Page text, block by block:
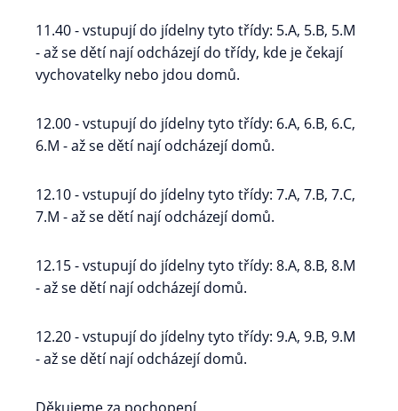
11.40 - vstupují do jídelny tyto třídy: 5.A, 5.B, 5.M
- až se dětí nají odcházejí do třídy, kde je čekají
vychovatelky nebo jdou domů.
12.00 - vstupují do jídelny tyto třídy: 6.A, 6.B, 6.C,
6.M - až se dětí nají odcházejí domů.
12.10 - vstupují do jídelny tyto třídy: 7.A, 7.B, 7.C,
7.M - až se dětí nají odcházejí domů.
12.15 - vstupují do jídelny tyto třídy: 8.A, 8.B, 8.M
- až se dětí nají odcházejí domů.
12.20 - vstupují do jídelny tyto třídy: 9.A, 9.B, 9.M
- až se dětí nají odcházejí domů.